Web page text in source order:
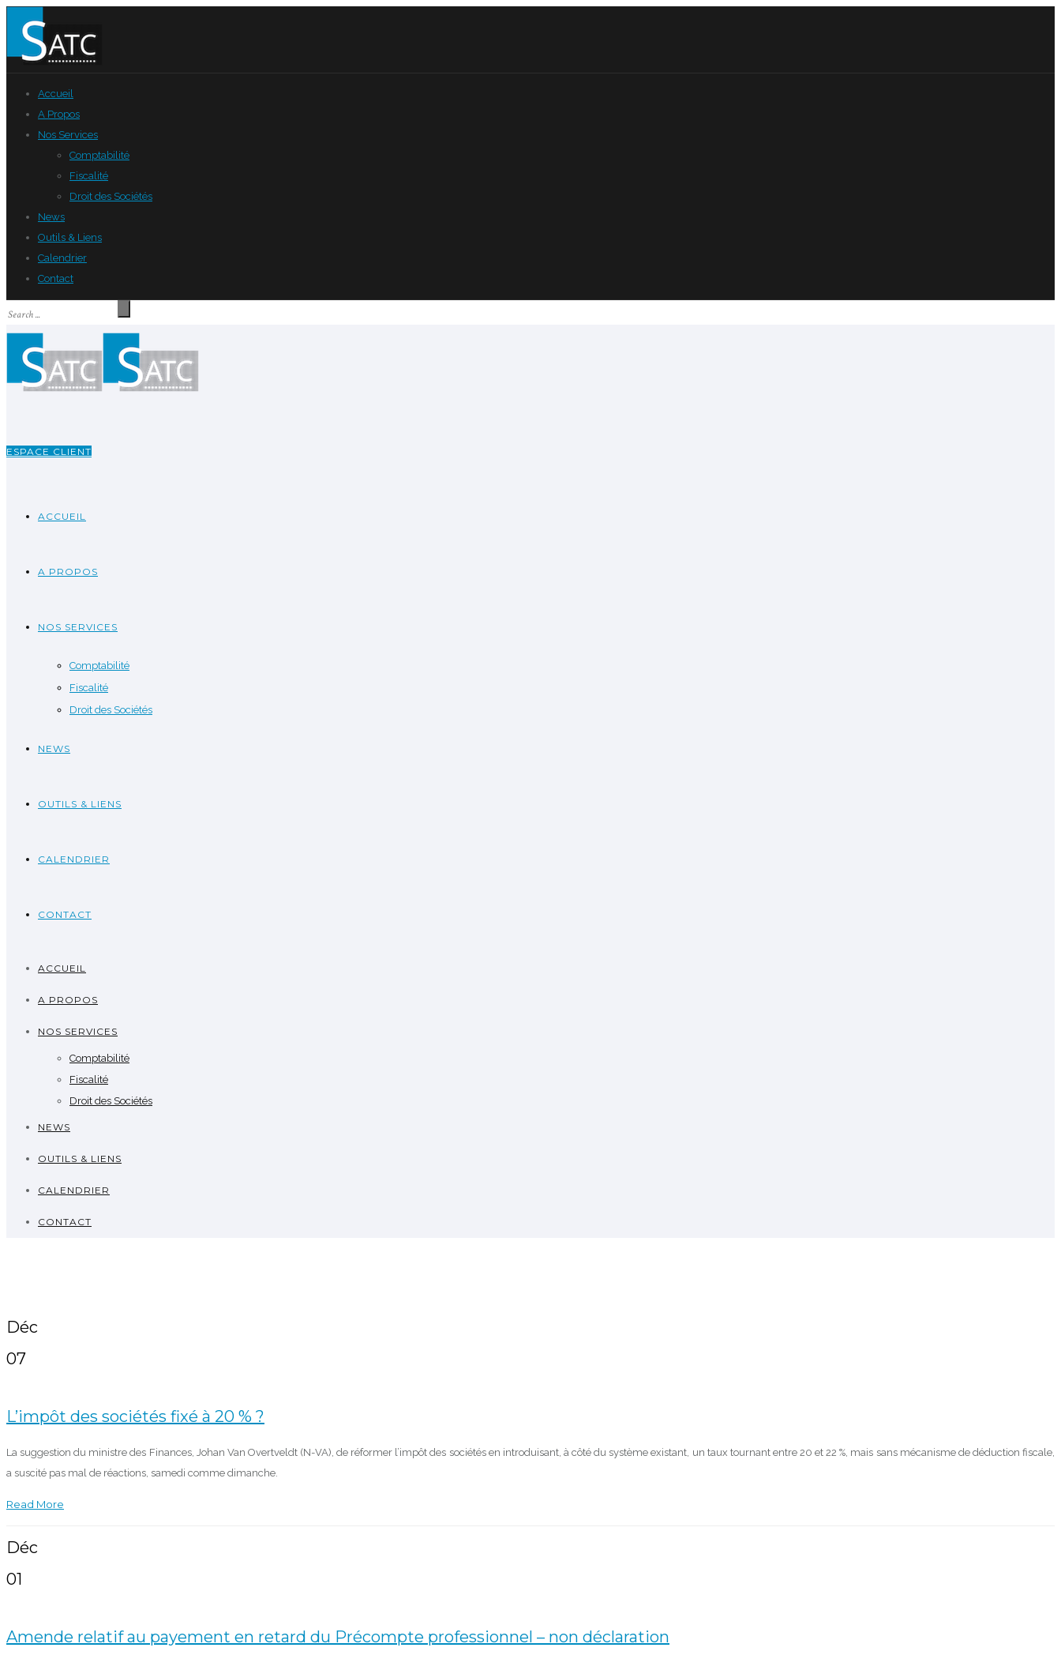
Accueil
A Propos
Nos Services
Comptabilité
Fiscalité
Droit des Sociétés
News
Outils & Liens
Calendrier
Contact
ESPACE CLIENT
ACCUEIL
A PROPOS
NOS SERVICES
Comptabilité
Fiscalité
Droit des Sociétés
NEWS
OUTILS & LIENS
CALENDRIER
CONTACT
ACCUEIL
A PROPOS
NOS SERVICES
Comptabilité
Fiscalité
Droit des Sociétés
NEWS
OUTILS & LIENS
CALENDRIER
CONTACT
Déc
07
L’impôt des sociétés fixé à 20 % ?
La suggestion du ministre des Finances, Johan Van Overtveldt (N-VA), de réformer l’impôt des sociétés en introduisant, à côté du système existant, un taux tournant entre 20 et 22 %, mais sans mécanisme de déduction fiscale,
a suscité pas mal de réactions, samedi comme dimanche.
Read More
Déc
01
Amende relatif au payement en retard du Précompte professionnel – non déclaration